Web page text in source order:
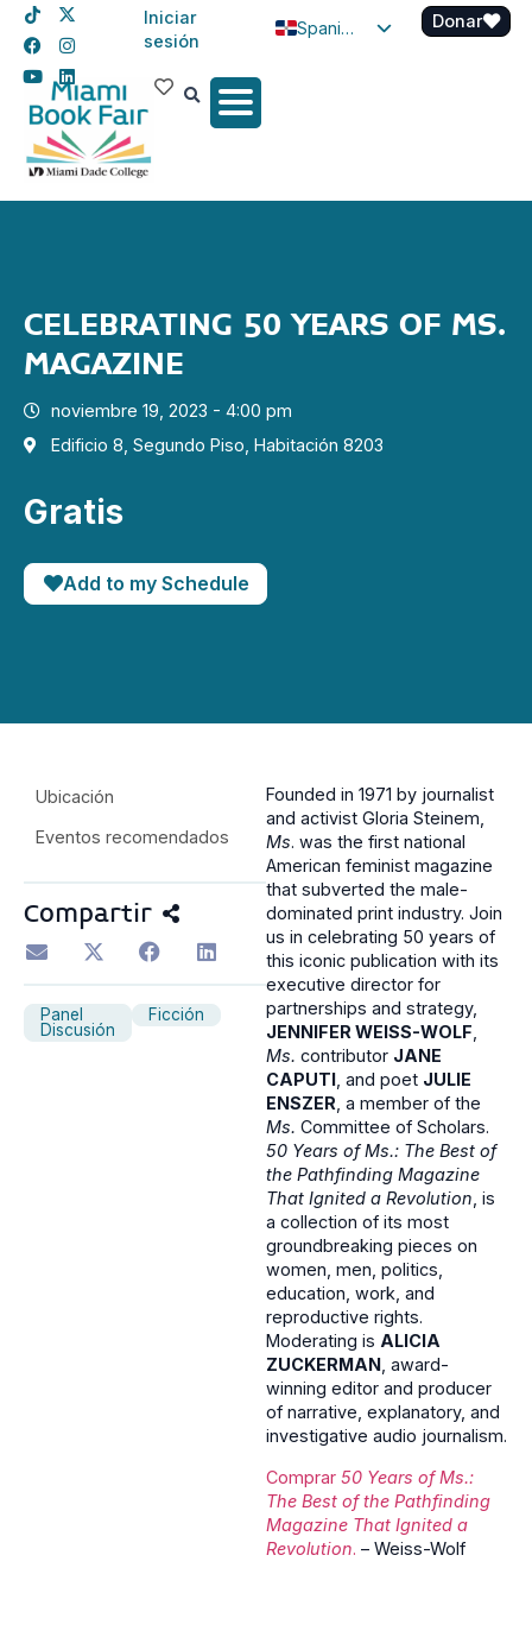
Iniciar
sesión
Spanish
Donar
CELEBRATING 50 YEARS OF MS.
MAGAZINE
noviembre 19, 2023 - 4:00 pm
Edificio 8, Segundo Piso, Habitación 8203
Gratis
Add to my Schedule
Ubicación
Eventos recomendados
Compartir
Panel
Discusión
Ficción
Founded in 1971 by journalist
and activist Gloria Steinem,
Ms. was the first national
American feminist magazine
that subverted the male-
dominated print industry. Join
us in celebrating 50 years of
this iconic publication with its
executive director for
partnerships and strategy,
JENNIFER WEISS-WOLF,
Ms. contributor JANE
CAPUTI , and poet JULIE
ENSZER, a member of the
Ms. Committee of Scholars.
50 Years of Ms.: The Best of
the Pathfinding Magazine
That Ignited a Revolution, is
a collection of its most
groundbreaking pieces on
women, men, politics,
education, work, and
reproductive rights.
Moderating is ALICIA
ZUCKERMAN , award-
winning editor and producer
of narrative, explanatory, and
investigative audio journalism.
Comprar 50 Years of Ms.:
The Best of the Pathfinding
Magazine That Ignited a
Revolution. – Weiss-Wolf